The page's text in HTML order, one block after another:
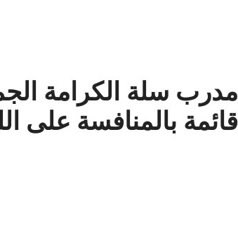
مدرب سلة الكرامة
قائمة بالمنافسة على